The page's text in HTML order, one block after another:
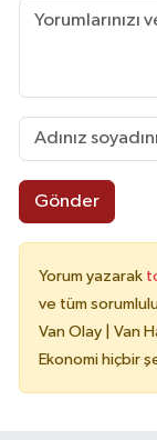
Gönder
Yorum yazarak
ve tüm
Van Olay | Van
Ekonomi hiçbir